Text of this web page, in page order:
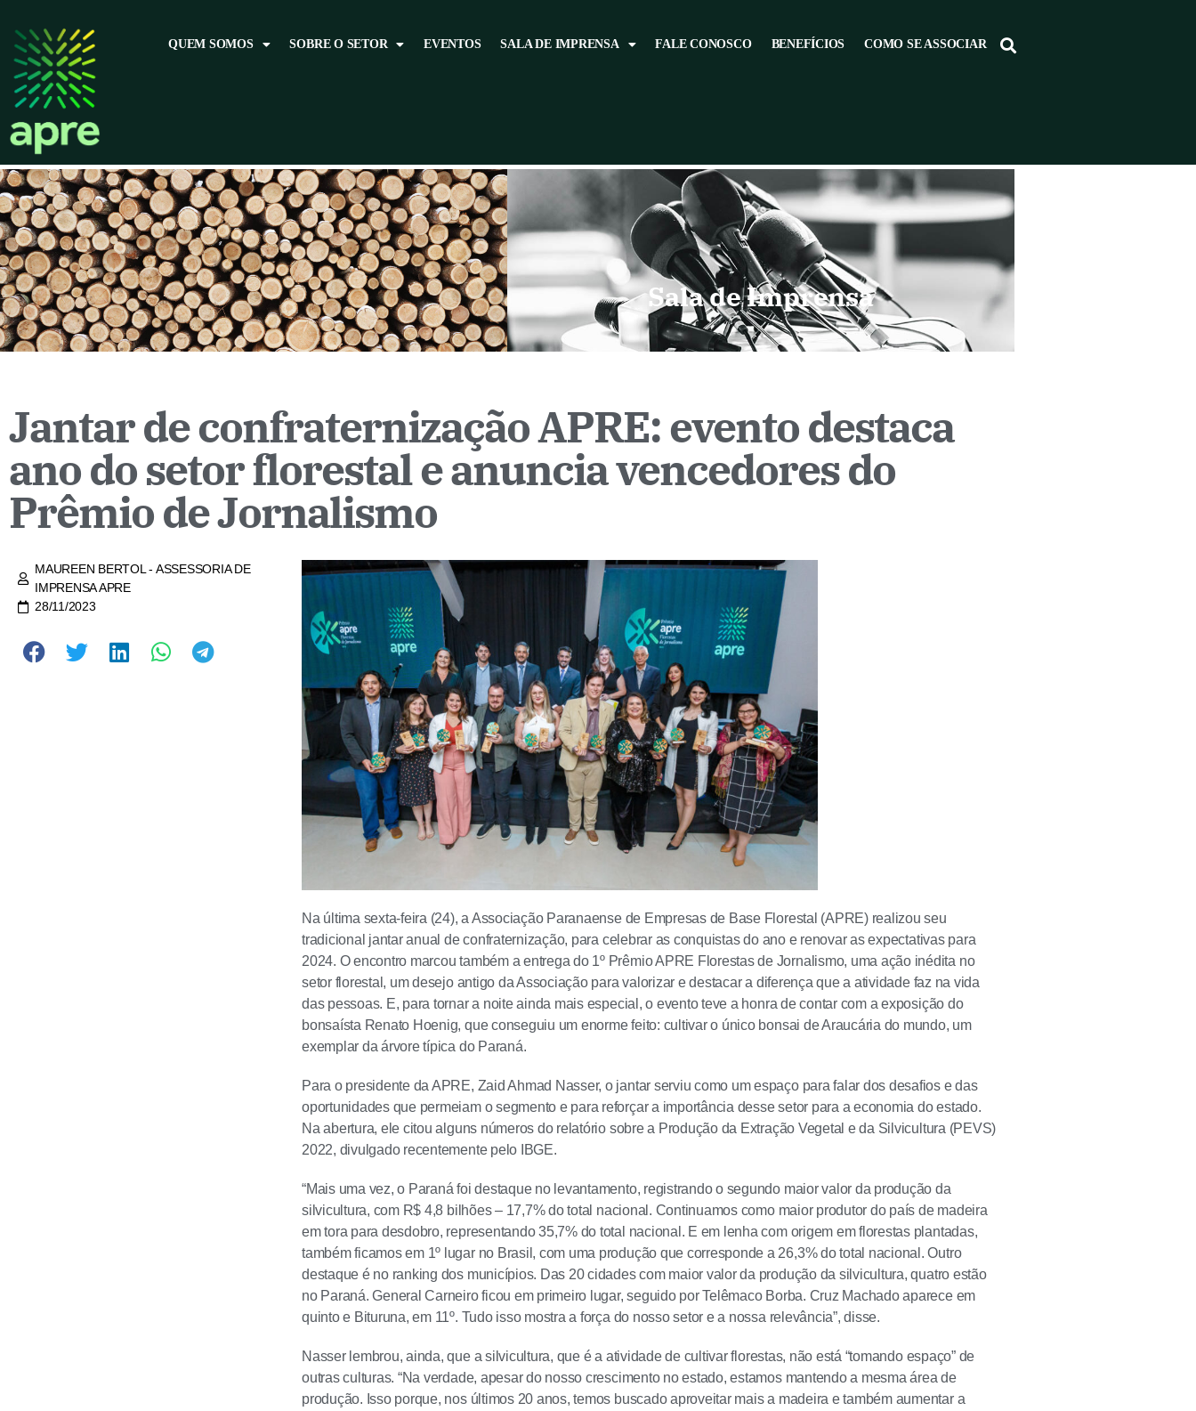
QUEM SOMOS SOBRE O SETOR EVENTOS SALA DE IMPRENSA FALE CONOSCO BENEFÍCIOS COMO SE ASSOCIAR
Sala de Imprensa
Jantar de confraternização APRE: evento destaca
ano do setor florestal e anuncia vencedores do
Prêmio de Jornalismo
MAUREEN BERTOL - ASSESSORIA DE
IMPRENSA APRE
28/11/2023
Na última sexta-feira (24), a Associação Paranaense de Empresas de Base Florestal (APRE) realizou seu
tradicional jantar anual de confraternização, para celebrar as conquistas do ano e renovar as expectativas para
2024. O encontro marcou também a entrega do 1º Prêmio APRE Florestas de Jornalismo, uma ação inédita no
setor florestal, um desejo antigo da Associação para valorizar e destacar a diferença que a atividade faz na vida
das pessoas. E, para tornar a noite ainda mais especial, o evento teve a honra de contar com a exposição do
bonsaísta Renato Hoenig, que conseguiu um enorme feito: cultivar o único bonsai de Araucária do mundo, um
exemplar da árvore típica do Paraná.
Para o presidente da APRE, Zaid Ahmad Nasser, o jantar serviu como um espaço para falar dos desafios e das
oportunidades que permeiam o segmento e para reforçar a importância desse setor para a economia do estado.
Na abertura, ele citou alguns números do relatório sobre a Produção da Extração Vegetal e da Silvicultura (PEVS)
2022, divulgado recentemente pelo IBGE.
“Mais uma vez, o Paraná foi destaque no levantamento, registrando o segundo maior valor da produção da
silvicultura, com R$ 4,8 bilhões – 17,7% do total nacional. Continuamos como maior produtor do país de madeira
em tora para desdobro, representando 35,7% do total nacional. E em lenha com origem em florestas plantadas,
também ficamos em 1º lugar no Brasil, com uma produção que corresponde a 26,3% do total nacional. Outro
destaque é no ranking dos municípios. Das 20 cidades com maior valor da produção da silvicultura, quatro estão
no Paraná. General Carneiro ficou em primeiro lugar, seguido por Telêmaco Borba. Cruz Machado aparece em
quinto e Bituruna, em 11º. Tudo isso mostra a força do nosso setor e a nossa relevância”, disse.
Nasser lembrou, ainda, que a silvicultura, que é a atividade de cultivar florestas, não está “tomando espaço” de
outras culturas. “Na verdade, apesar do nosso crescimento no estado, estamos mantendo a mesma área de
produção. Isso porque, nos últimos 20 anos, temos buscado aproveitar mais a madeira e também aumentar a